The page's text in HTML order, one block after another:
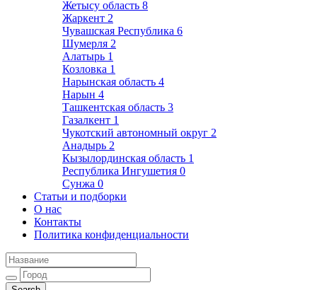
Жетысу область 8
Жаркент 2
Чувашская Республика 6
Шумерля 2
Алатырь 1
Козловка 1
Нарынская область 4
Нарын 4
Ташкентская область 3
Газалкент 1
Чукотский автономный округ 2
Анадырь 2
Кызылординская область 1
Республика Ингушетия 0
Сунжа 0
Статьи и подборки
О нас
Контакты
Политика конфиденциальности